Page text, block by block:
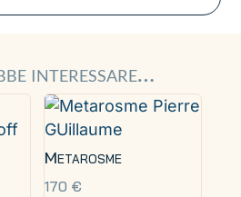
interessare…
Metarosme
170 €